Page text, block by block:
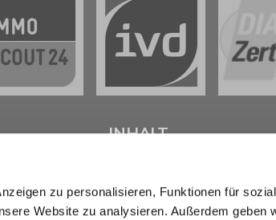
zu personalisieren, Funktionen für
Website zu analysieren. Außerdem geben
beim
Ihrer
INHALT
Verkaufen
Kaufen